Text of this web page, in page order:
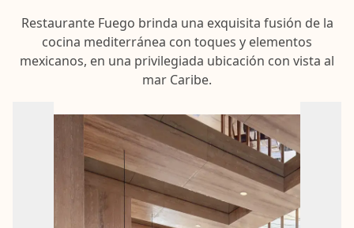
Restaurante Fuego brinda una exquisita fusión de la
cocina mediterránea con toques y elementos
mexicanos, en una privilegiada ubicación con vista al
mar Caribe.